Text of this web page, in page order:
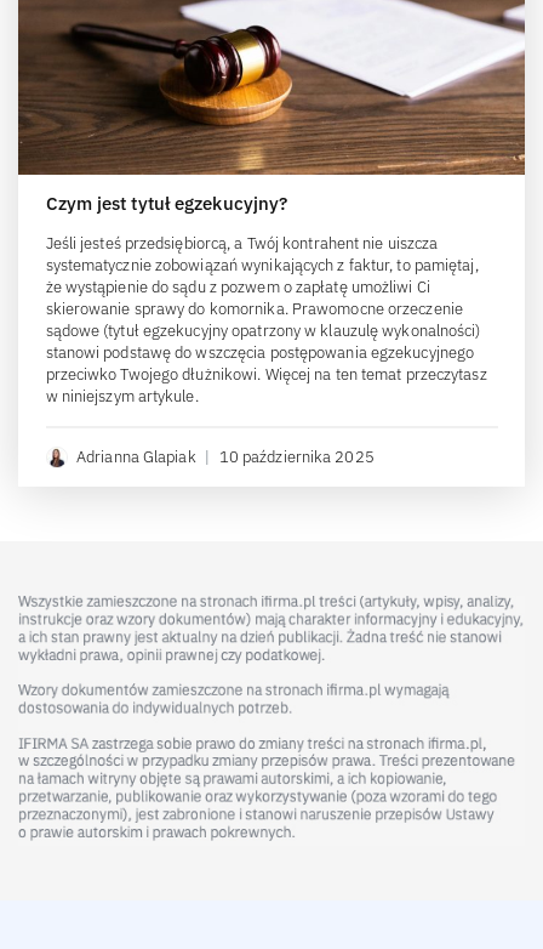
Czym jest tytuł egzekucyjny?
Jeśli jesteś przedsiębiorcą, a Twój kontrahent nie uiszcza
systematycznie zobowiązań wynikających z faktur, to pamiętaj,
że wystąpienie do sądu z pozwem o zapłatę umożliwi Ci
skierowanie sprawy do komornika. Prawomocne orzeczenie
sądowe (tytuł egzekucyjny opatrzony w klauzulę wykonalności)
stanowi podstawę do wszczęcia postępowania egzekucyjnego
przeciwko Twojego dłużnikowi. Więcej na ten temat przeczytasz
w niniejszym artykule.
Adrianna Glapiak | 10 października 2025